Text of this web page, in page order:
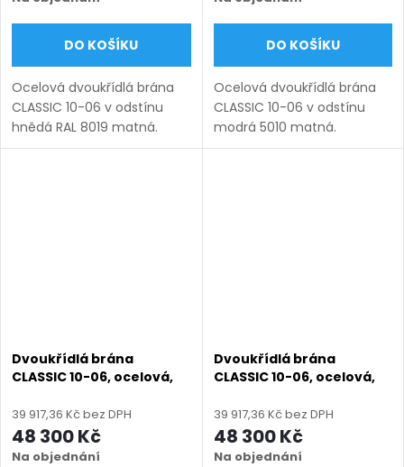
DO KOŠÍKU
Ocelová dvoukřídlá brána
CLASSIC 10-06 v odstínu
hnědá RAL 8019 matná.
Bezúdržbová ocel (žárový
DO KOŠÍKU
Ocelová dvoukřídlá brána
CLASSIC 10-06 v odstínu
modrá 5010 matná.
Bezúdržbová ocel (žárový
Dvoukřídlá brána
CLASSIC 10-06, ocelová,
(šířka 1200–6000 mm,
výška 1000–1950 mm),
šedá RAL 7030 matná
39 917,36 Kč bez DPH
48 300 Kč
Na objednání
Dvoukřídlá brána
CLASSIC 10-06, ocelová,
(šířka 1200–6000 mm,
výška 1000–1950 mm),
zelená RAL 6005 matná
39 917,36 Kč bez DPH
48 300 Kč
Na objednání